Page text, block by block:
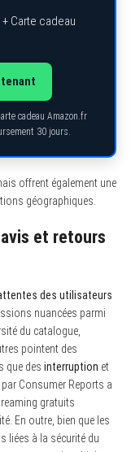
Carte cadeau
cadeau Amazon.fr
30 jours.
offrent également une
géographiques.
et retours
des utilisateurs
nuancées parmi
du catalogue,
pointent des
que des interruption et
Consumer Reports a
gratuits
En outre, bien que les
liées à la sécurité du